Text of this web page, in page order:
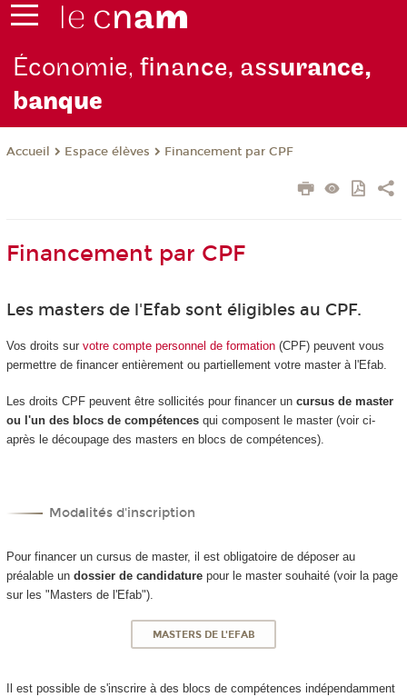
Économie,finance, assurance,
banque
Accueil Espace élèves Financement par CPF
Financement par CPF
Les masters de l'Efab sont éligibles au CPF.
Vos droits sur votre compte personnel de formation(CPF) peuvent vous
permettre de financer entièrement ou partiellement votre master à l'Efab.
Les droits CPF peuvent être sollicités pour financer un cursus de master
ou l'un des blocs de compétencesqui composent le master (voir ci-
après le découpage des masters en blocs de compétences).
Modalités d'inscription
Pour financer un cursus de master, il est obligatoire de déposer au
préalable un dossier de candidaturepour le master souhaité (voir la page
sur les "Masters de l'Efab").
MASTERS DE L'EFAB
Il est possible de s'inscrire à des blocs de compétences indépendamment